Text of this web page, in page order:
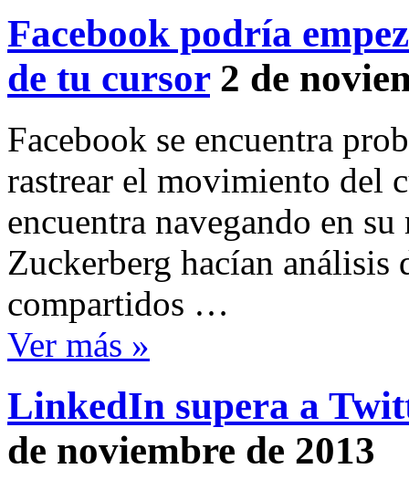
Facebook podría
de tu cursor 2 de
Facebook se encuentra
rastrear el movimiento del
encuentra navegando en
Zuckerberg hacían
compartidos …
Ver más »
LinkedIn supera a
de noviembre de 2013